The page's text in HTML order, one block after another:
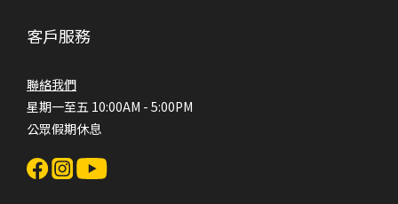
客戶服務
聯絡我們
星期一至五 10:00AM - 5:00PM
公眾假期休息